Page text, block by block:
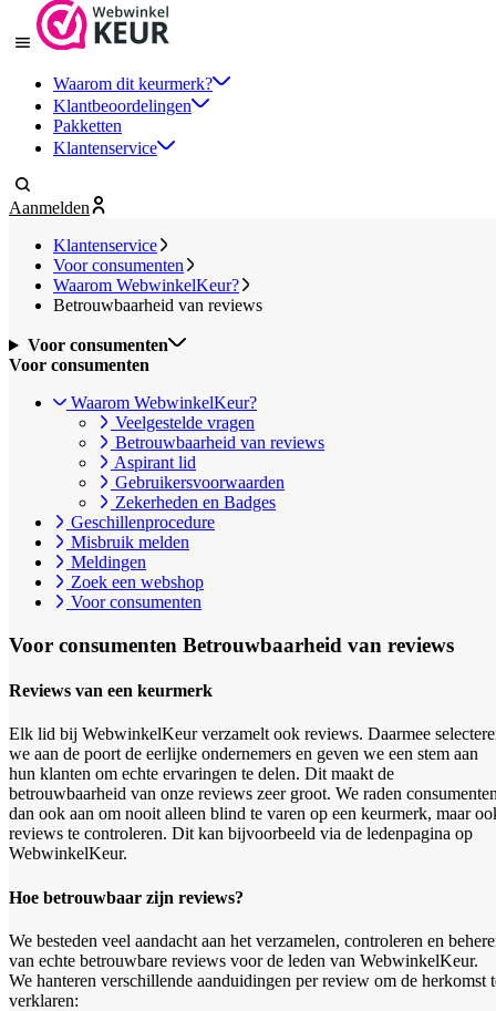
Waarom dit keurmerk?
Klantbeoordelingen
Pakketten
Klantenservice
Aanmelden
Klantenservice
Voor consumenten
Waarom WebwinkelKeur?
Betrouwbaarheid van reviews
Voor consumenten
Voor consumenten
Waarom WebwinkelKeur?
Veelgestelde vragen
Betrouwbaarheid van reviews
Aspirant lid
Gebruikersvoorwaarden
Zekerheden en Badges
Geschillenprocedure
Misbruik melden
Meldingen
Zoek een webshop
Voor consumenten
Voor consumenten Betrouwbaarheid van reviews
Reviews van een keurmerk
Elk lid bij WebwinkelKeur verzamelt ook reviews. Daarmee
we aan de poort de eerlijke ondernemers en geven we een stem aan
hun klanten om echte ervaringen te delen. Dit maakt de
betrouwbaarheid van onze reviews zeer groot. We raden
dan ook aan om nooit alleen blind te varen op een keurmerk, maar
reviews te controleren. Dit kan bijvoorbeeld via de ledenpagina op
WebwinkelKeur.
Hoe betrouwbaar zijn reviews?
We besteden veel aandacht aan het verzamelen, controleren en
van echte betrouwbare reviews voor de leden van WebwinkelKeur.
We hanteren verschillende aanduidingen per review om de herkomst
verklaren: